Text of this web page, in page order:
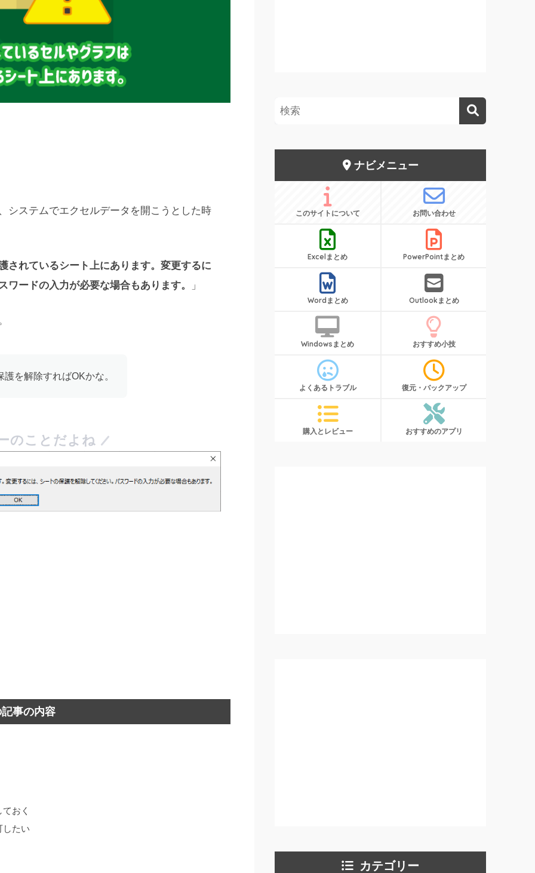
システムでエクセルデータを開こうとした時
されているシート上にあります。変更するに
ードの入力が必要な場合もあります。
」
を解除すればOKかな。
のことだよね
事の内容
おく
したい
ナビメニュー
このサイトについて お問い合わせ
Excelまとめ PowerPointまとめ
Wordまとめ Outlookまとめ
Windowsまとめ おすすめ小技
よくあるトラブル 復元・バックアップ
購入とレビュー おすすめのアプリ
カテゴリー